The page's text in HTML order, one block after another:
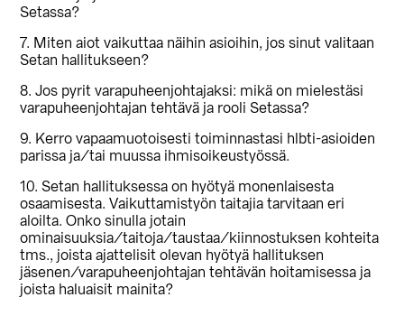
Setassa?
7. Miten aiot vaikuttaa näihin asioihin, jos sinut valitaan
Setan hallitukseen?
8. Jos pyrit varapuheenjohtajaksi: mikä on mielestäsi
varapuheenjohtajan tehtävä ja rooli Setassa?
9. Kerro vapaamuotoisesti toiminnastasi hlbti-asioiden
parissa ja/tai muussa ihmisoikeustyössä.
10. Setan hallituksessa on hyötyä monenlaisesta
osaamisesta. Vaikuttamistyön taitajia tarvitaan eri
aloilta. Onko sinulla jotain
ominaisuuksia/taitoja/taustaa/kiinnostuksen kohteita
tms., joista ajattelisit olevan hyötyä hallituksen
jäsenen/varapuheenjohtajan tehtävän hoitamisessa ja
joista haluaisit mainita?